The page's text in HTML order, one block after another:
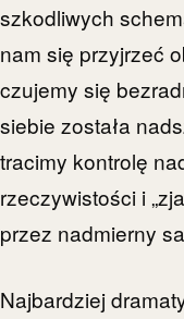
szkodliwych
nam się przyjrzeć
czujemy się
siebie została
tracimy kontrolę
rzeczywistości i
przez nadmierny
Najbardziej